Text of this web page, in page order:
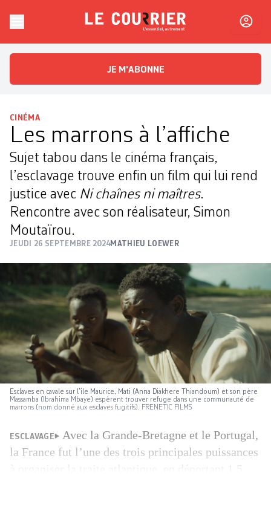
Le CourrierL'essentiel, autrement
JE M'ABONNE
CINÉMA
Les marrons à l’affiche
Sujet tabou dans le cinéma français,
l’esclavage trouve enfin un film qui lui rend
justice avec Ni chaînes ni maîtres.
Rencontre avec son réalisateur, Simon
Moutaïrou.
JEUDI 26 SEPTEMBRE 2024MATHIEU LOEWER
Esclaves en cavale sur l’île Maurice, Mati (Anna Diakhere Thiandoum) et son père
Massamba (Ibrahima Mbaye) espèrent trouver refuge dans une communauté de
marrons (nom donné aux esclaves fugitifs). FRENETIC FILMS
ESCLAVAGE
Avec la Grande-Bretagne et le Portugal,
la France fut l’une des trois principales puissances